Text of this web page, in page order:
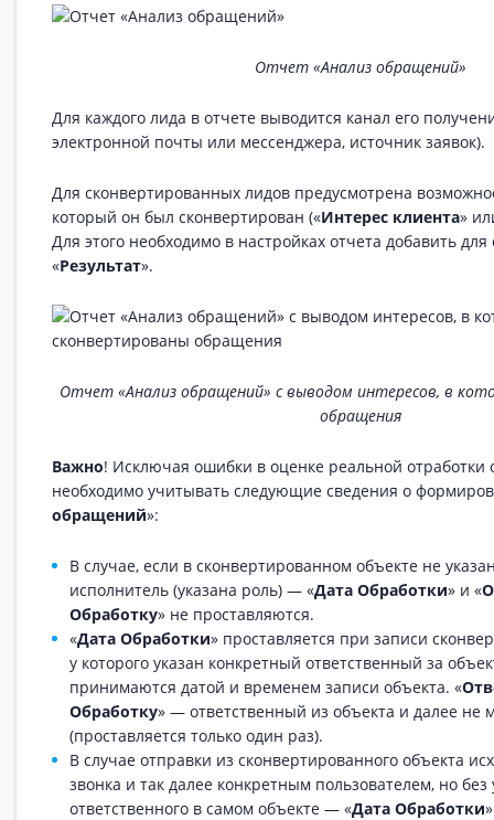
Отчет «Анализ обращений»
Для каждого лида в отчете выводится канал его
электронной почты или мессенджера, источник заявок).
Для сконвертированных лидов предусмотрена
который он был сконвертирован («Интерес клиента»
Для этого необходимо в настройках отчета добавить
«Результат».
Отчет «Анализ обращений» с выводом интересов, в
обращения
Важно! Исключая ошибки в оценке реальной
необходимо учитывать следующие сведения о
обращений»:
В случае, если в сконвертированном объекте не
исполнитель (указана роль) — «Дата Обработки» и «
Обработку» не проставляются.
«Дата Обработки» проставляется при записи
у которого указан конкретный ответственный за
принимаются датой и временем записи объекта. «
Обработку» — ответственный из объекта и далее не
(проставляется только один раз).
В случае отправки из сконвертированного объекта
звонка и так далее конкретным пользователем, но без
ответственного в самом объекте — «Дата Обработки